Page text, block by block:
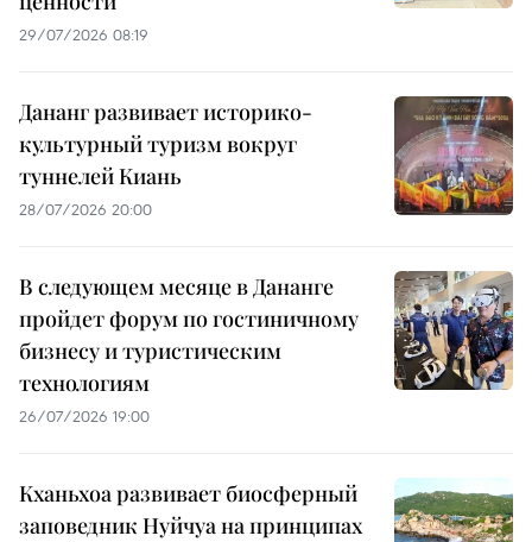
29/07/2026 08:19
Дананг развивает историко-
культурный туризм вокруг
туннелей Киань
28/07/2026 20:00
В следующем месяце в Дананге
пройдет форум по гостиничному
бизнесу и туристическим
технологиям
26/07/2026 19:00
Кханьхоа развивает биосферный
заповедник Нуйчуа на принципах